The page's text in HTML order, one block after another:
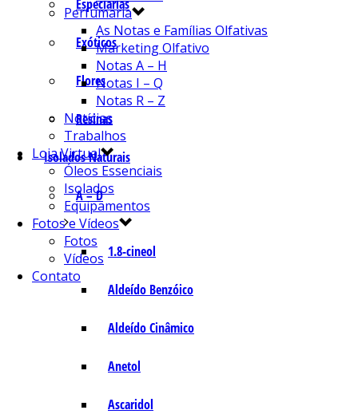
Especiarias
Exóticos
Flores
Resinas
Isolados Naturais
A – D
1.8-cineol
Aldeído Benzóico
Aldeído Cinâmico
Anetol
Ascaridol
Perfumaria
As Notas e Famílias Olfativas
Marketing Olfativo
Notas A – H
Notas I – Q
Notas R – Z
Notícias
Trabalhos
Loja Virtual
Óleos Essenciais
Isolados
Equipamentos
Fotos e Vídeos
Fotos
Vídeos
Contato